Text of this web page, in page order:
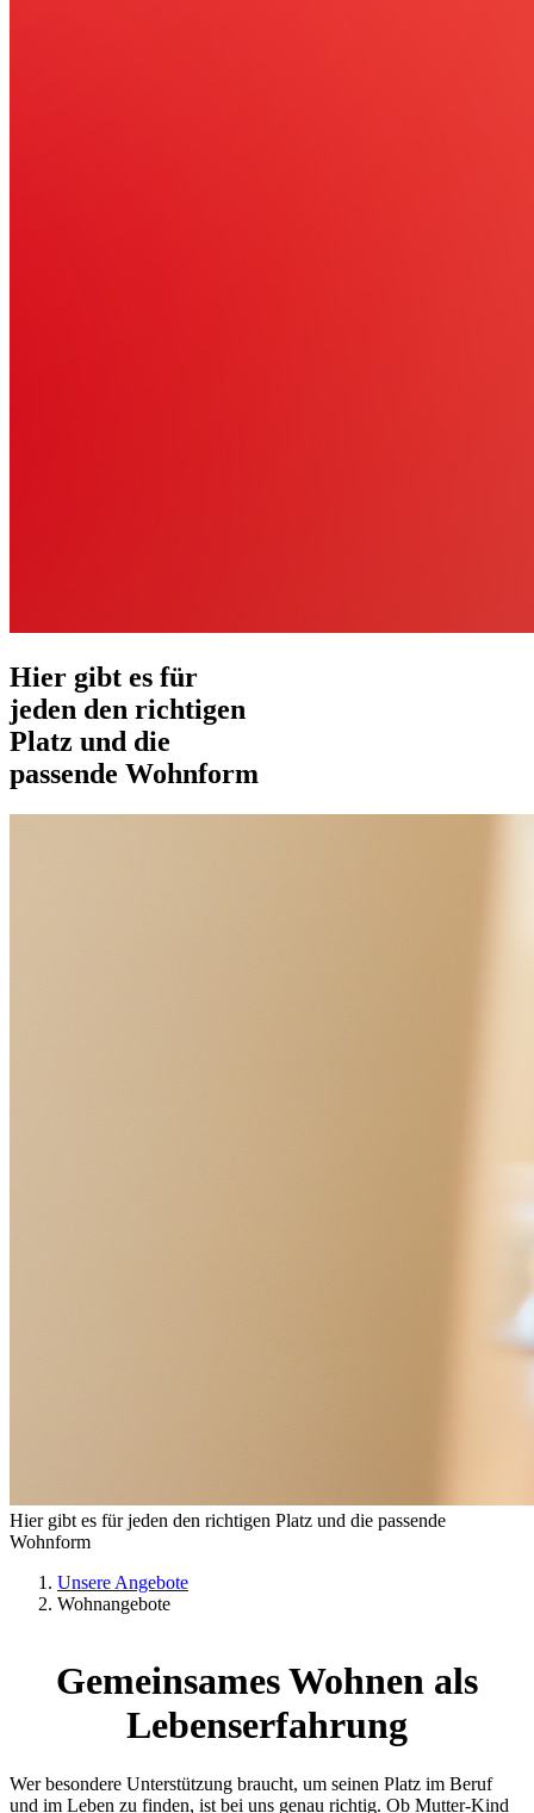
Hier gibt es für
jeden den richtigen
Platz und die
passende Wohnform
Hier gibt es für jeden den richtigen Platz und die passende
Wohnform
Unsere Angebote
Wohnangebote
Gemeinsames Wohnen als
Lebenserfahrung
Wer besondere Unterstützung braucht, um seinen Platz im Beruf
und im Leben zu finden, ist bei uns genau richtig. Ob Mutter-Kind